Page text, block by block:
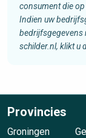
consument die op
Indien uw
bedrijfsgegevens
schilder.nl, klikt u
Provincies
Groningen